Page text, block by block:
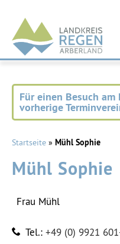
Landkreis
Regen
Für einen Besuch
vorherige
Startseite » Mühl Sophie
Mühl Sophie
Frau Mühl
Tel.: +49 (0) 9921